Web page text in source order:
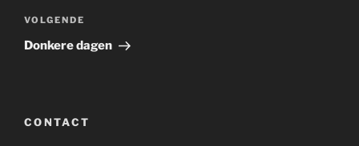
Volgend
bericht
VOLGENDE
Donkere dagen
CONTACT